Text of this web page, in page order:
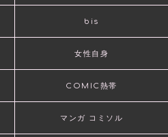
bis
女性自身
COMIC熱帯
マンガ コミソル